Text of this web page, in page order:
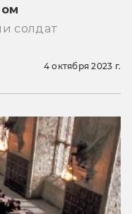
солдат
4 октября 2023 г.